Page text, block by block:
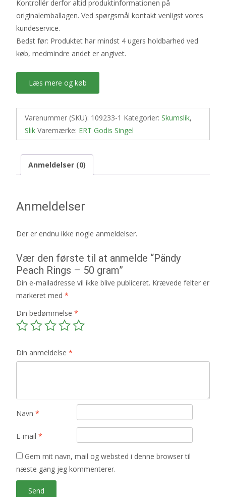
Kontrollér derfor altid produktinformationen på
originalemballagen. Ved spørgsmål kontakt venligst vores
kundeservice.
Bedst før: Produktet har mindst 4 ugers holdbarhed ved
køb, medmindre andet er angivet.
Læs mere og køb
Varenummer (SKU): 109233-1 Kategorier: Skumslik,
Slik Varemærke: ERT Godis Singel
Anmeldelser (0)
Anmeldelser
Der er endnu ikke nogle anmeldelser.
Vær den første til at anmelde “Pändy
Peach Rings – 50 gram”
Din e-mailadresse vil ikke blive publiceret. Krævede felter er
markeret med *
Din bedømmelse *
Din anmeldelse *
Navn *
E-mail *
Gem mit navn, mail og websted i denne browser til
næste gang jeg kommenterer.